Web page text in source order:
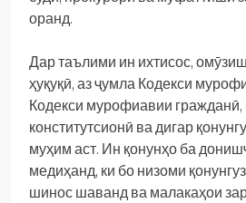
оранд.
Дар таълими ин ихтисос,
ҳуқуқӣ, аз ҷумла Кодекси
Кодекси мурофиавии гражданӣ,
конститутсионӣ ва дигар
муҳим аст. Ин қонунҳо ба
медиҳанд, ки бо низоми
шинос шаванд ва малакаҳои